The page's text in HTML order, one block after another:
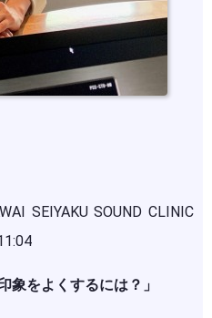
SEIYAKU SOUND CLINIC
象をよくするには？」